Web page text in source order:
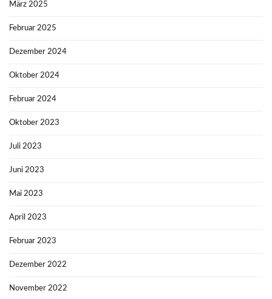
März 2025
Februar 2025
Dezember 2024
Oktober 2024
Februar 2024
Oktober 2023
Juli 2023
Juni 2023
Mai 2023
April 2023
Februar 2023
Dezember 2022
November 2022